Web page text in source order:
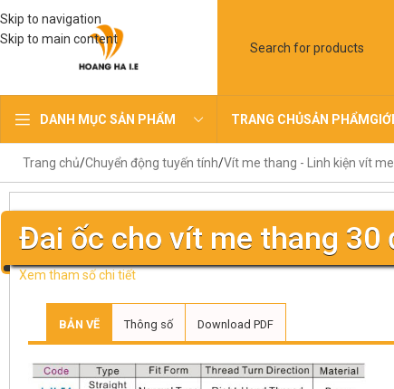
Skip to navigation
Skip to main content
DANH MỤC SẢN PHẨM TRANG CHỦSẢN PHẨM
Trang chủ Chuyển động tuyến tính Vít me thang - Linh kiện vít me
Đai ốc cho vít me thang 30
Xem tham số chi tiết
BẢN VẼ Thông số Download PDF